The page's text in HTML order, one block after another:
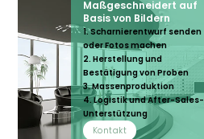
Maßgeschneidert auf
Basis von Bildern
1. Scharnierentwurf senden
oder Fotos machen
2. Herstellung und
Bestätigung von Proben
3. Massenproduktion
4. Logistik und After-Sales-
Unterstützung
Kontakt